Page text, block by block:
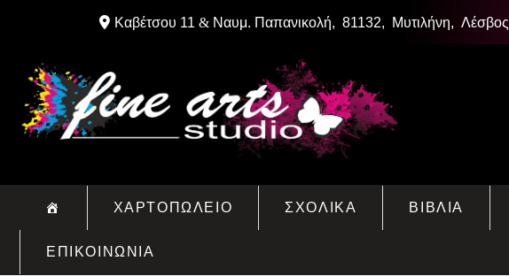
Καβέτσου 11 & Ναυμ. Παπανικολή, 81132, Μυτιλήνη, Λέσβος
ΧΑΡΤΟΠΩΛΕΙΟ ΣΧΟΛΙΚΑ ΒΙΒΛΙΑ
ΕΠΙΚΟΙΝΩΝΙΑ